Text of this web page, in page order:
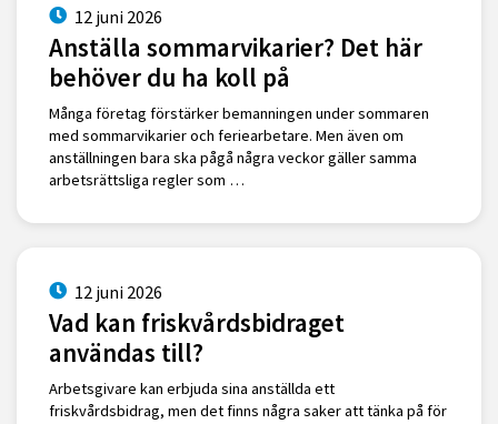
12 juni 2026
Anställa sommarvikarier? Det här
behöver du ha koll på
Många företag förstärker bemanningen under sommaren
med sommarvikarier och feriearbetare. Men även om
anställningen bara ska pågå några veckor gäller samma
arbetsrättsliga regler som …
12 juni 2026
Vad kan friskvårdsbidraget
användas till?
Arbetsgivare kan erbjuda sina anställda ett
friskvårdsbidrag, men det finns några saker att tänka på för